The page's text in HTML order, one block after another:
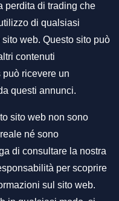
perdita di trading che
di qualsiasi
web. Questo sito può
contenuti
ricevere un
questi annunci.
sito web non sono
né sono
di consultare la nostra
per scoprire
sul sito web.